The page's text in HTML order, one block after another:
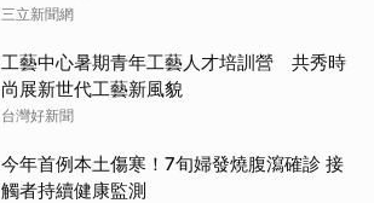
三立新聞網
工藝中心暑期青年工藝人才培訓營 共秀時
尚展新世代工藝新風貌
台灣好新聞
今年首例本土傷寒！7旬婦發燒腹瀉確診 接
觸者持續健康監測